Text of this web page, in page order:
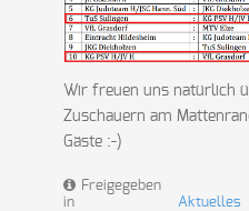
Wir freuen uns natürlich
Zuschauern am
Gäste :-)
Freigegeben
in
Aktuelles